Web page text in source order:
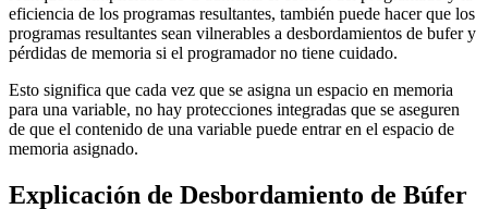
eficiencia de los programas resultantes, también puede hacer que los
programas resultantes sean vilnerables a desbordamientos de bufer y
pérdidas de memoria si el programador no tiene cuidado.
Esto significa que cada vez que se asigna un espacio en memoria
para una variable, no hay protecciones integradas que se aseguren
de que el contenido de una variable puede entrar en el espacio de
memoria asignado.
Explicación de Desbordamiento de Búfer